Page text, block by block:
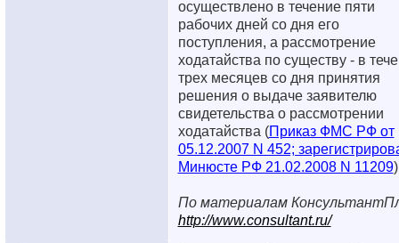
осуществлено в течение пяти
рабочих дней со дня его
поступления, а рассмотрение
ходатайства по существу - в
трех месяцев со дня принятия
решения о выдаче заявителю
свидетельства о рассмотрении
ходатайства (Приказ ФМС РФ от
05.12.2007 N 452;
Минюсте РФ 21.02.2008 N 11209
По материалам
http://www.consultant.ru/